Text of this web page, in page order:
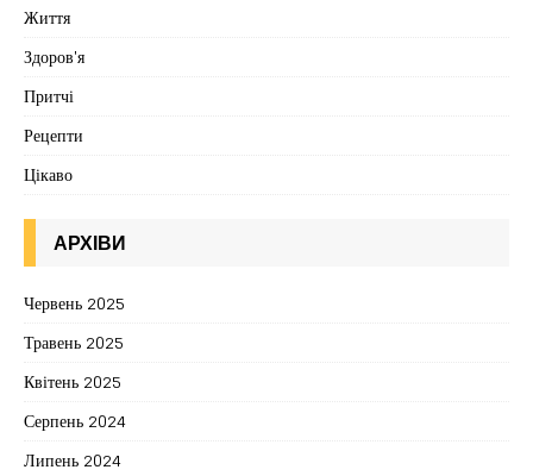
Життя
Здоров'я
Притчі
Рецепти
Цікаво
АРХІВИ
Червень 2025
Травень 2025
Квітень 2025
Серпень 2024
Липень 2024